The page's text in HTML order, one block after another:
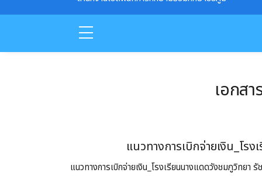
เอกส
แนวทางการเบิกจ่ายเงิน_โร
แนวทางการเบิกจ่ายเงิน_โรงเรียนนางแดดวังชมภูวิทยา